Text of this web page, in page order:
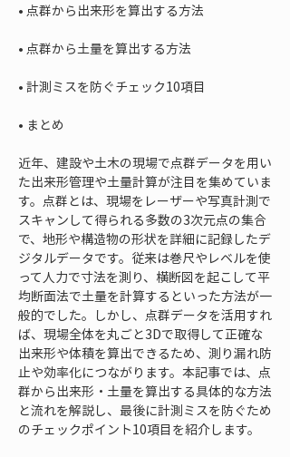
•
•
•
• まとめ
近年、建設や土木の現場で点群データを用い
た出来形管理や土量計算が注目を集めていま
す。点群とは、現場をレーザーや写真計測で
スキャンして得られる多数の3次元点の集合
で、地形や構造物の形状を詳細に記録したデ
ジタルデータです。従来は巻尺やレベルを使
って人力で寸法を測り、横断図を起こして平
均断面法で土量を計算するといった方法が一
般的でした。しかし、点群データを活用すれ
ば、現場全体を丸ごと3Dで取得して正確な
出来形や体積を算出できるため、測り漏れ防
止や効率化につながります。本記事では、点
群から出来形・土量を算出する具体的な方法
と流れを解説し、最後に計測ミスを防ぐため
のチェックポイント10項目を紹介します。